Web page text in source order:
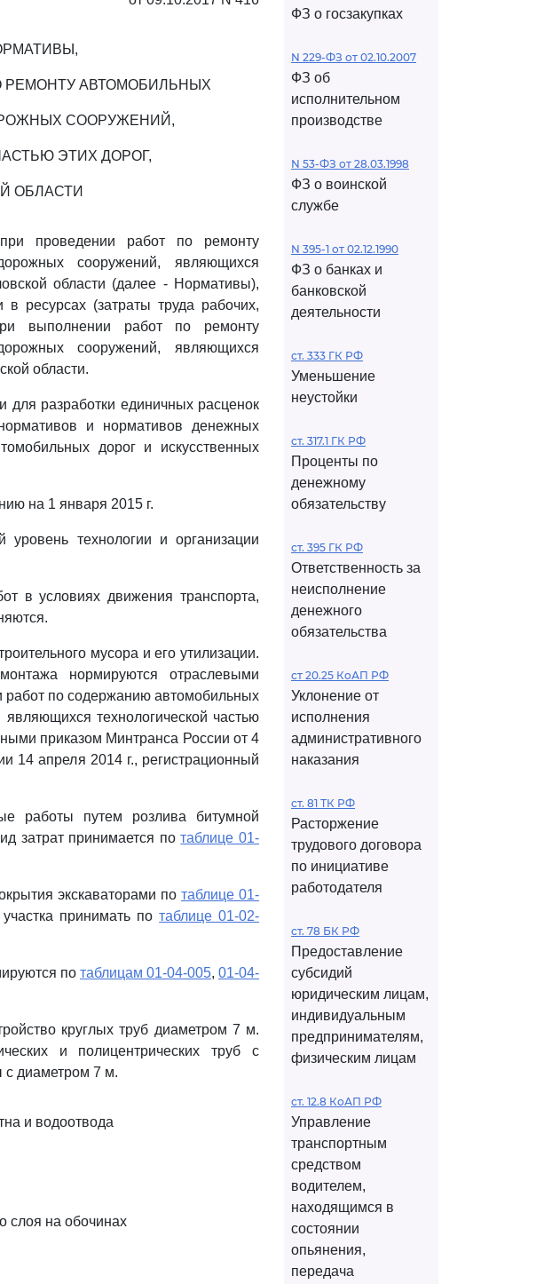
АВТОМОБИЛЬНЫХ
СООРУЖЕНИЙ,
ЭТИХ ДОРОГ,
ОБЛАСТИ
проведении работ по ремонту
сооружений, являющихся
области (далее - Нормативы),
ресурсах (затраты труда рабочих,
выполнении работ по ремонту
сооружений, являющихся
области.
разработки единичных расценок
и нормативов денежных
дорог и искусственных
на 1 января 2015 г.
технологии и организации
в условиях движения транспорта,
мусора и его утилизации.
нормируются отраслевыми
по содержанию автомобильных
технологической частью
приказом Минтранса России от 4
14 апреля 2014 г., регистрационный
работы путем розлива битумной
затрат принимается потаблице 01-
экскаваторами по таблице 01-
принимать потаблице 01-02-
по таблицам 01-04-005, 01-04-
круглых труб диаметром 7 м.
и полицентрических труб с
с диаметром 7 м.
и водоотвода
слоя на обочинах
ФЗ о госзакупках
N 229-ФЗ от 02.10.2007
ФЗ об
исполнительном
производстве
N 53-ФЗ от 28.03.1998
ФЗ о воинской
службе
N 395-1 от 02.12.1990
ФЗ о банках и
банковской
деятельности
ст. 333 ГК РФ
Уменьшение
неустойки
ст. 317.1 ГК РФ
Проценты по
денежному
обязательству
ст. 395 ГК РФ
Ответственность за
неисполнение
денежного
обязательства
ст 20.25 КоАП РФ
Уклонение от
исполнения
административного
наказания
ст. 81 ТК РФ
Расторжение
трудового договора
по инициативе
работодателя
ст. 78 БК РФ
Предоставление
субсидий
юридическим лицам,
индивидуальным
предпринимателям,
физическим лицам
ст. 12.8 КоАП РФ
Управление
транспортным
средством
водителем,
находящимся в
состоянии
опьянения,
передача